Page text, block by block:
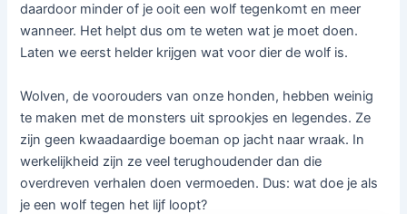
daardoor minder of je ooit een wolf tegenkomt en meer
wanneer. Het helpt dus om te weten wat je moet doen.
Laten we eerst helder krijgen wat voor dier de wolf is.
Wolven, de voorouders van onze honden, hebben weinig
te maken met de monsters uit sprookjes en legendes. Ze
zijn geen kwaadaardige boeman op jacht naar wraak. In
werkelijkheid zijn ze veel terughoudender dan die
overdreven verhalen doen vermoeden. Dus: wat doe je als
je een wolf tegen het lijf loopt?